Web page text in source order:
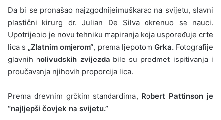
Da bi se pronašao najzgodnijeimuškarac na svijetu, slavni
plastični kirurg dr. Julian De Silva okrenuo se nauci.
Upotrijebio je novu tehniku ​​mapiranja koja uspoređuje crte
lica s „Zlatnim omjerom“, prema ljepotom Grka.Fotografije
glavnih holivudskih zvijezda bile su predmet ispitivanja i
proučavanja njihovih proporcija lica.
Prema drevnim grčkim standardima, Robert Pattinson je
“najljepši čovjek na svijetu.”